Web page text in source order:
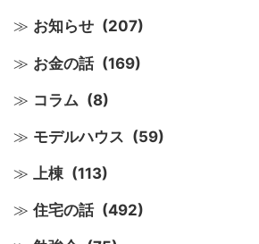
お知らせ (207)
お金の話 (169)
コラム (8)
モデルハウス (59)
上棟 (113)
住宅の話 (492)